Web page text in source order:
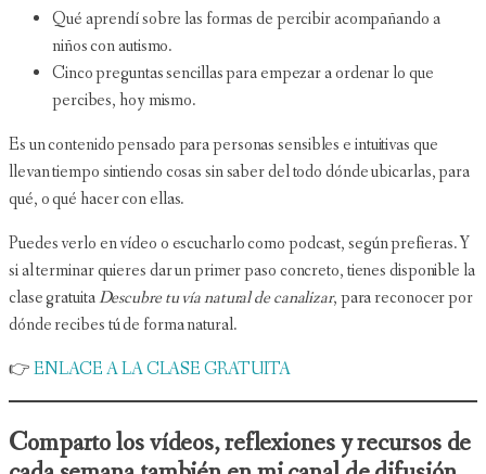
Qué aprendí sobre las formas de percibir acompañando a
niños con autismo.
Cinco preguntas sencillas para empezar a ordenar lo que
percibes, hoy mismo.
Es un contenido pensado para personas sensibles e intuitivas que
llevan tiempo sintiendo cosas sin saber del todo dónde ubicarlas, para
qué, o qué hacer con ellas.
Puedes verlo en vídeo o escucharlo como podcast, según prefieras. Y
si al terminar quieres dar un primer paso concreto, tienes disponible la
clase gratuitaDescubre tu vía natural de canalizar, para reconocer por
dónde recibes tú de forma natural.
👉ENLACE A LA CLASE GRATUITA
Comparto los vídeos, reflexiones y recursos de